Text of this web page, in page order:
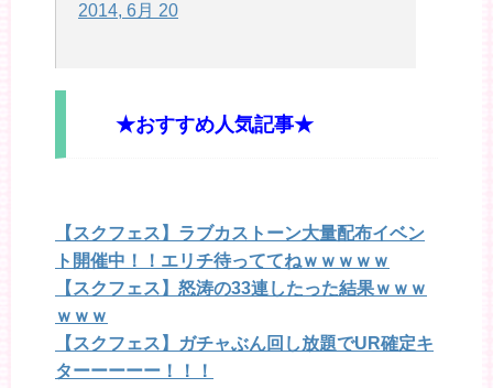
2014, 6月 20
★おすすめ人気記事★
【スクフェス】ラブカストーン大量配布イベン
ト開催中！！エリチ待っててねｗｗｗｗｗ
【スクフェス】怒涛の33連したった結果ｗｗｗ
ｗｗｗ
【スクフェス】ガチャぶん回し放題でUR確定キ
ターーーーー！！！